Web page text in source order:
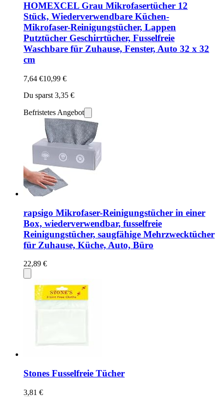
HOMEXCEL Grau Mikrofasertücher 12
Stück, Wiederverwendbare Küchen-
Mikrofaser-Reinigungstücher, Lappen
Putztücher Geschirrtücher, Fusselfreie
Waschbare für Zuhause, Fenster, Auto 32 x 32
cm
7,64 €10,99 €
Du sparst 3,35 €
Befristetes Angebot
rapsigo Mikrofaser-Reinigungstücher in einer
Box, wiederverwendbar, fusselfreie
Reinigungstücher, saugfähige Mehrzwecktücher
für Zuhause, Küche, Auto, Büro
22,89 €
Stones Fusselfreie Tücher
3,81 €